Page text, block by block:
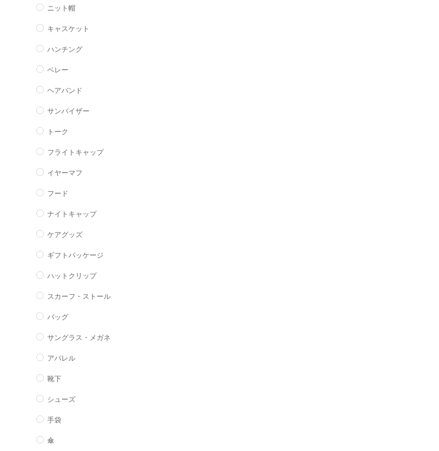
ニット帽
キャスケット
ハンチング
ベレー
ヘアバンド
サンバイザー
トーク
フライトキャップ
イヤーマフ
フード
ナイトキャップ
ケアグッズ
ギフトパッケージ
ハットクリップ
スカーフ・ストール
バッグ
サングラス・メガネ
アパレル
靴下
シューズ
手袋
傘